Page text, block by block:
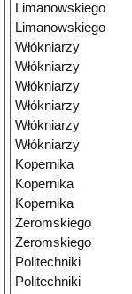
Limanowskiego
Limanowskiego
Włókniarzy
Włókniarzy
Włókniarzy
Włókniarzy
Włókniarzy
Włókniarzy
Kopernika
Kopernika
Kopernika
Żeromskiego
Żeromskiego
Politechniki
Politechniki